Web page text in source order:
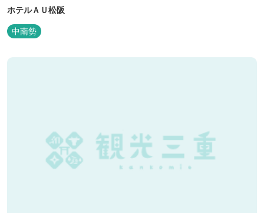
ホテルＡＵ松阪
中南勢